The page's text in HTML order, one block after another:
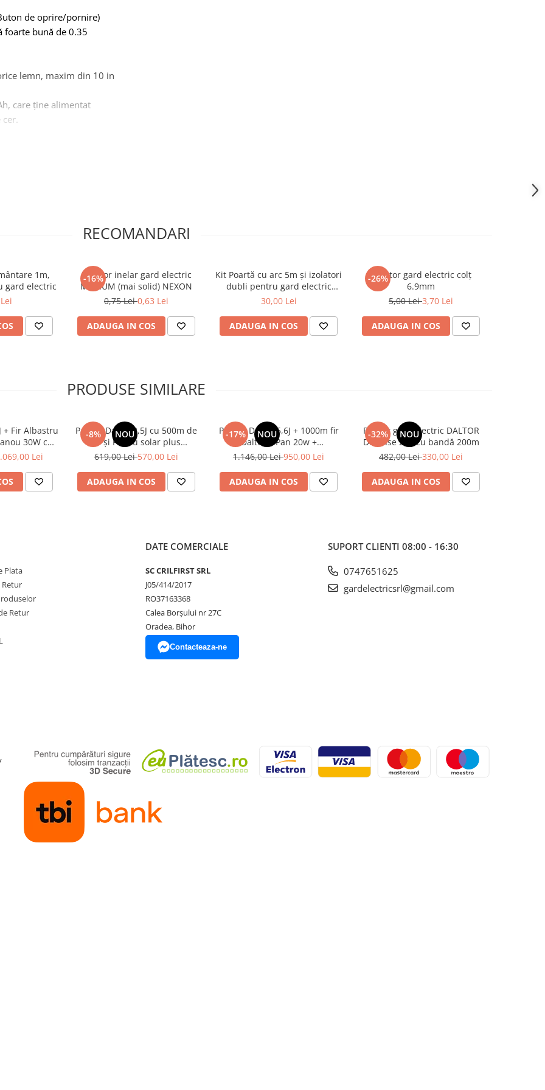
de oprire/pornire)
foarte bună de 0.35
lemn, maxim din 10 in
care ține alimentat
vă oferim banii înapoi în
da și un adaptor 230
împământarea să fie
de exemplu
adâncime lângă aparat.
de la preluarea
cu Teren nepăzit
informaţiilor din acestă
are caracter
RECOMANDARI
1m,
gard electric
-16%
Izolator inelar gard electric
MEDIUM (mai solid) NEXON
0,75 Lei0,63 Lei
ADAUGA IN COS
Kit Poartă cu arc 5m și izolatori
dubli pentru gard electric
NEXON
30,00 Lei
ADAUGA IN COS
-26%
Izolator gard electric colț
6.9mm
5,00 Lei3,70 Lei
ADAUGA IN COS
PRODUSE SIMILARE
+ Fir Albastru
30W cu
12Ah
Lei
-8% NOU
Pachet Daltor 2,5J cu 500m de
fir și Panou solar plus
Acumulator
619,00 Lei570,00 Lei
ADAUGA IN COS
-17% NOU
Pachet Daltor 6,6J + 1000m fir
Daltor + Pan 20w +
Acumulator/Baterie 12ah
1.146,00 Lei950,00 Lei
ADAUGA IN COS
-32% NOU
Pachet gard electric DALTOR
Defense 2.5J cu bandă 200m
482,00 Lei330,00 Lei
ADAUGA IN COS
Plata
Retur
Retur
DATE COMERCIALE
SC CRILFIRST SRL
J05/414/2017
RO37163368
Calea Borșului nr 27C
Oradea, Bihor
Contacteaza-ne
SUPORT CLIENTI 08:00 - 16:30
0747651625
gardelectricsrl@gmail.com